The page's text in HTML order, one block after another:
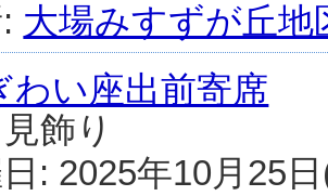
大場みすずが丘地
わい座出前寄席
飾り